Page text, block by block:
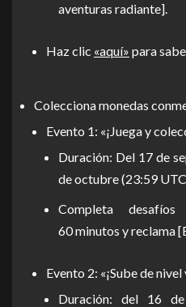
aventuras radiante].
Haz clic «aquí» para
Colecciona monedas
Evento 1: «¡Juega y
Duración: Del 17 de
de octubre (23:59
Completa
60 minutos y reclama
Evento 2: «¡Sube de
Duración: del 16